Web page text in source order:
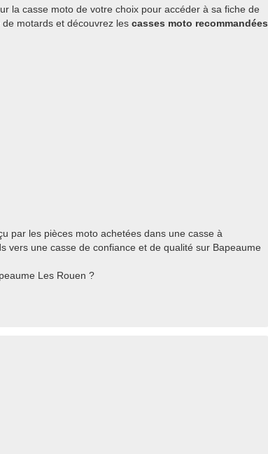
la casse moto de votre choix pour accéder à sa fiche de
motards et découvrez les casses moto recommandées
par les pièces moto achetées dans une casse à
vers une casse de confiance et de qualité sur Bapeaume
Les Rouen ?